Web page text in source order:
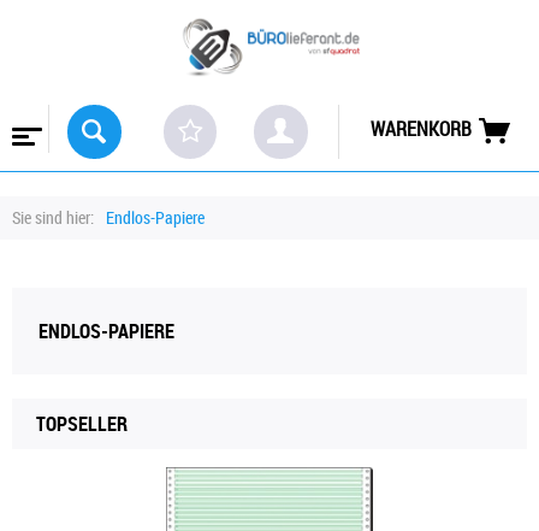
WARENKORB
Sie sind hier: Endlos-Papiere
ENDLOS-PAPIERE
TOPSELLER